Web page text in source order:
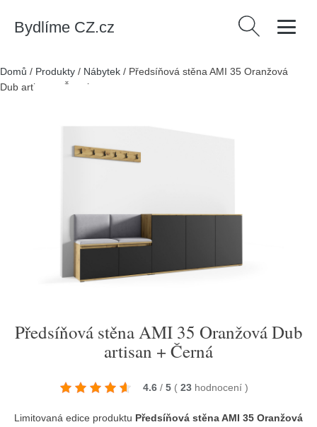
Bydlíme CZ.cz Vyhledávání
Domů / Produkty / Nábytek / Předsíňová stěna AMI 35 Oranžová
Dub artisan + Černá
Předsíňová stěna AMI 35 Oranžová Dub
artisan + Černá
4.6 / 5 ( 23 hodnocení )
Limitovaná edice produktu Předsíňová stěna AMI 35 Oranžová